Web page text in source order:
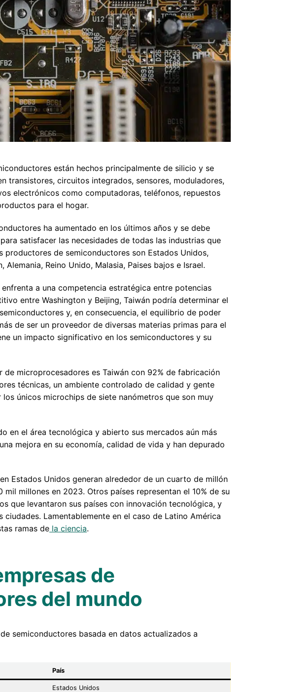
están hechos principalmente de silicio y se
transistores, circuitos integrados, sensores, moduladores,
electrónicos como computadoras, teléfonos, repuestos
para el hogar.
ha aumentado en los últimos años y se debe
satisfacer las necesidades de todas las industrias que
productores de semiconductores son Estados Unidos,
Alemania, Reino Unido, Malasia, Paises bajos e Israel.
enfrenta a una competencia estratégica entre potencias
entre Washington y Beijing, Taiwán podría determinar el
y, en consecuencia, el equilibrio de poder
de ser un proveedor de diversas materias primas para el
un impacto significativo en los semiconductores y su
microprocesadores es Taiwán con 92% de fabricación
técnicas, un ambiente controlado de calidad y gente
únicos microchips de siete nanómetros que son muy
en el área tecnológica y abierto sus mercados aún más
mejora en su economía, calidad de vida y han depurado
Estados Unidos generan alrededor de un cuarto de millón
millones en 2023. Otros países representan el 10% de su
que levantaron sus países con innovación tecnológica, y
ciudades. Lamentablemente en el caso de Latino América
ramas dela ciencia.
de
del mundo
semiconductores basada en datos actualizados a
País
Estados Unidos